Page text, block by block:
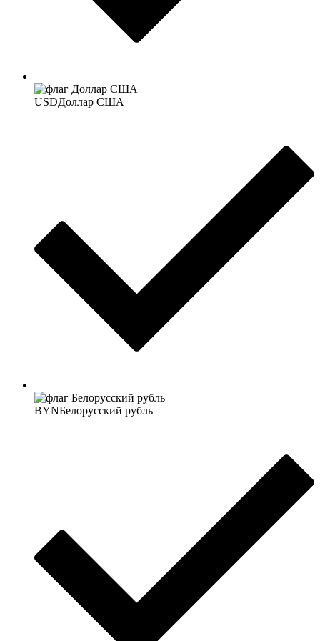
USDДоллар США
BYNБелорусский рубль